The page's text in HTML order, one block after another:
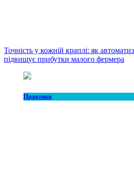
Точність у кожній краплі: як
підвищує прибутки малого фермера
Практики